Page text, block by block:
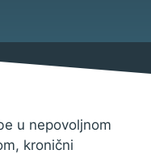
u nepovoljnom
kronični